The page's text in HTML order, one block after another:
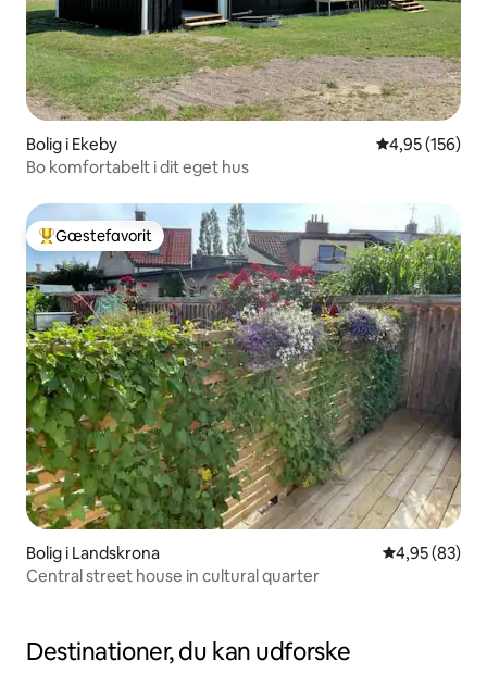
Bolig i Ekeby 4,95 ud af 5 i
4,95 (156)
Bo komfortabelt i dit eget hus
Bedste gæstefavorit
Gæstefavorit
Bolig i Landskrona 4,95 ud af 5 i
4,95 (83)
Central street house in cultural quarter
Destinationer, du kan udforske